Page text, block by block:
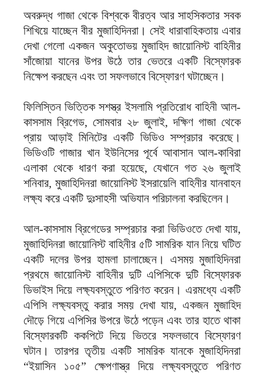
অবরুদ্ধ গাজা থেকে বিশ্বকে বীরত্ব আর সাহসিকতার সবক
শিখিয়ে যাচ্ছেন বীর মুজাহিদিনরা। সেই ধারাবাহিকতায় এবার
দেখা গেলো একজন অকুতোভয় মুজাহিদ জায়োনিস্ট বাহিনীর
সাঁজোয়া যানের উপর উঠে তার ভেতরে একটি বিস্ফোরক
নিক্ষেপ করছেন এবং তা সফলভাবে বিস্ফোরণ ঘটাচ্ছেন।
ফিলিস্তিন ভিত্তিক সশস্ত্র ইসলামি প্রতিরোধ বাহিনী আল-
কাসসাম ব্রিগেড, সোমবার ২৮ জুলাই, দক্ষিণ গাজা থেকে
প্রায় আড়াই মিনিটের একটি ভিডিও সম্প্রচার করেছে।
ভিডিওটি গাজার খান ইউনিসের পূর্বে আবাসান আল-কাবিরা
এলাকা থেকে ধারণ করা হয়েছে, যেখানে গত ২৬ জুলাই
শনিবার, মুজাহিদিনরা জায়োনিস্ট ইসরায়েলি বাহিনীর যানবাহন
লক্ষ্য করে একটি দুঃসাহসী অভিযান পরিচালনা করছিলেন।
আল-কাসসাম ব্রিগেডের সম্প্রচার করা ভিডিওতে দেখা যায়,
মুজাহিদিনরা জায়োনিস্ট বাহিনীর ৫টি সামরিক যান নিয়ে ঘটিত
একটি দলের উপর হামলা চালাচ্ছেন। এসময় মুজাহিদিনরা
প্রথমে জায়োনিস্ট বাহিনীর দুটি এপিসিকে দুটি বিস্ফোরক
ডিভাইস দিয়ে লক্ষ্যবস্তুতে পরিণত করেন। এরমধ্যে একটি
এপিসি লক্ষ্যবস্তু করার সময় দেখা যায়, একজন মুজাহিদ
দৌড়ে গিয়ে এপিসির উপরে উঠে পড়েন এবং তার হাতে থাকা
বিস্ফোরকটি ককপিটে দিয়ে ভিতরে সফলভাবে বিস্ফোরণ
ঘটান। তারপর তৃতীয় একটি সামরিক যানকে মুজাহিদিনরা
“ইয়াসিন ১০৫” ক্ষেপণাস্ত্র দিয়ে লক্ষ্যবস্তুতে পরিণত